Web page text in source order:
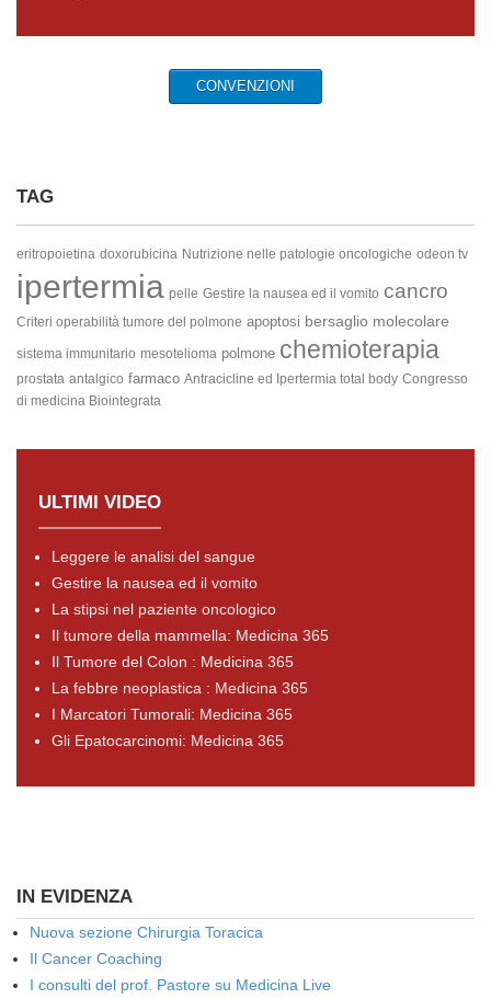
CONVENZIONI
TAG
eritropoietina doxorubicina Nutrizione nelle patologie oncologiche odeon tv
ipertermia pelle Gestire la nausea ed il vomito cancro
Criteri operabilità tumore del polmone apoptosi bersaglio molecolare
sistema immunitario mesotelioma polmone chemioterapia
prostata antalgico farmaco Antracicline ed Ipertermia total body Congresso
di medicina Biointegrata
ULTIMI VIDEO
Leggere le analisi del sangue
Gestire la nausea ed il vomito
La stipsi nel paziente oncologico
Il tumore della mammella: Medicina 365
Il Tumore del Colon : Medicina 365
La febbre neoplastica : Medicina 365
I Marcatori Tumorali: Medicina 365
Gli Epatocarcinomi: Medicina 365
IN EVIDENZA
Nuova sezione Chirurgia Toracica
Il Cancer Coaching
I consulti del prof. Pastore su Medicina Live